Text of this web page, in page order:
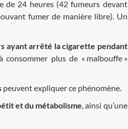
de 24 heures (42 fumeurs devant
fumer de manière libre). Un
ayant arrêté la cigarette pendant
consommer plus de « malbouffe »
peuvent expliquer ce phénomène.
et du métabolisme , ainsi qu’une